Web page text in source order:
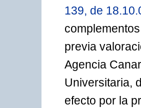
139, de
previa
Agencia
Universitaria,
efecto por la